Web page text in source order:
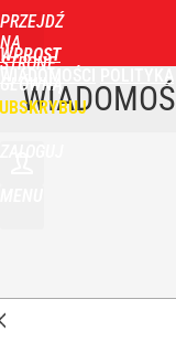
PRZEJDŹ
NA
STRONĘ
GŁÓWNĄ
WPROST
POLITYKA